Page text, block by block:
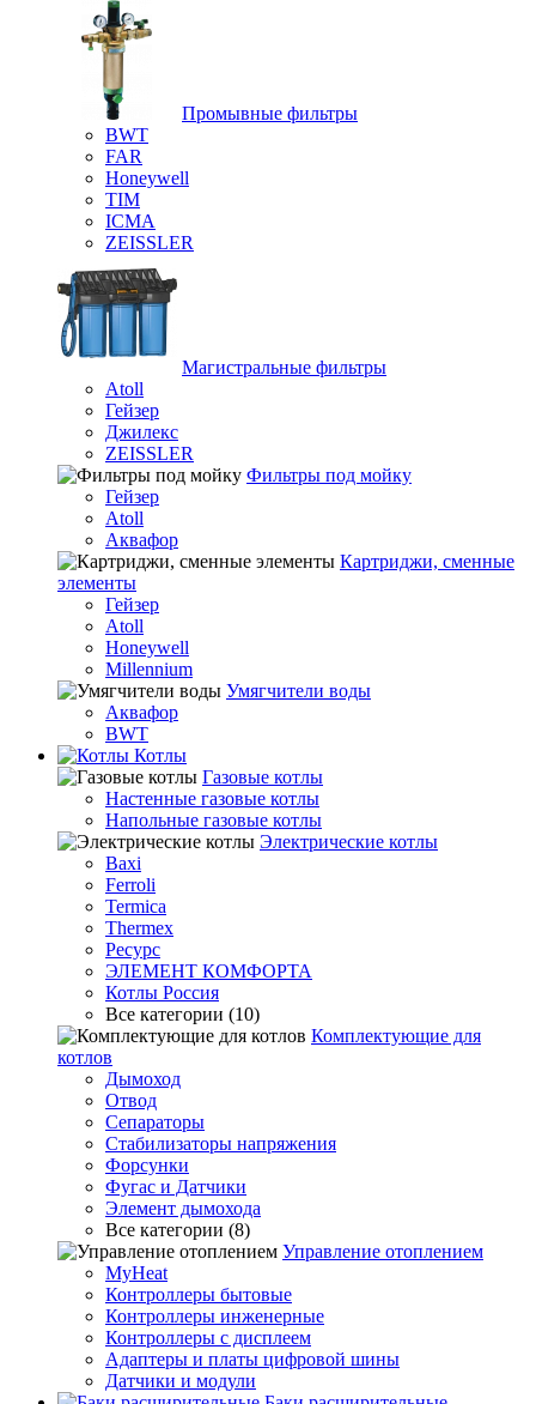
Промывные фильтры
BWT
FAR
Honeywell
TIM
ICMA
ZEISSLER
Магистральные фильтры
Atoll
Гейзер
Джилекс
ZEISSLER
Фильтры под мойку
Гейзер
Atoll
Аквафор
Картриджи, сменные
элементы
Гейзер
Atoll
Honeywell
Millennium
Умягчители воды
Аквафор
BWT
Котлы
Гaзовые котлы
Настенные газовые котлы
Напольные газовые котлы
Электрические котлы
Baxi
Ferroli
Termica
Thermex
Ресурс
ЭЛЕМЕНТ КОМФОРТА
Котлы Россия
Все категории (10)
Комплектующие для
котлов
Дымоход
Отвод
Сепараторы
Стабилизаторы напряжения
Форсунки
Фугас и Датчики
Элемент дымохода
Все категории (8)
Управление отоплением
MyHeat
Контроллеры бытовые
Контроллеры инженерные
Контроллеры с дисплеем
Адаптеры и платы цифровой шины
Датчики и модули